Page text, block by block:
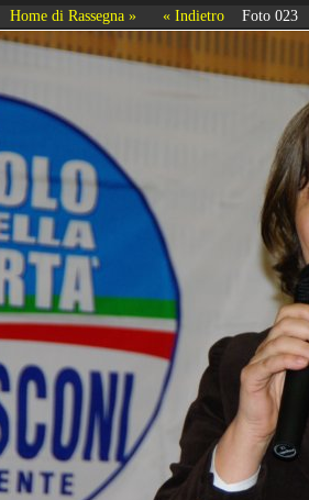
Home di Rassegna » « Indietro Foto 023